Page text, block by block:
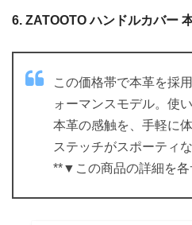
6. ZATOOTO ハンドルカバー
この価格帯で本革を採
ォーマンスモデル。使
本革の感触を、手軽に
ステッチがスポーティ
**▼この商品の詳細を各